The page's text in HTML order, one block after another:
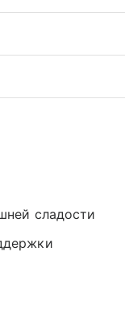
сладости